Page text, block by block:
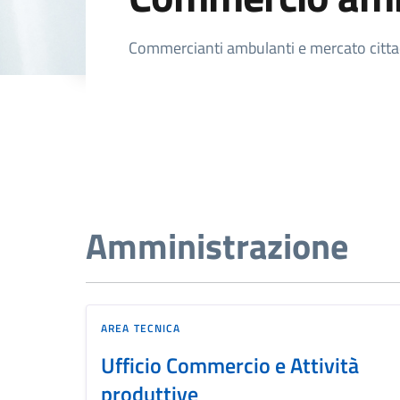
Dettagli della
Commercianti ambulanti e mercato
Amministrazione
AREA TECNICA
Ufficio Commercio e Attività